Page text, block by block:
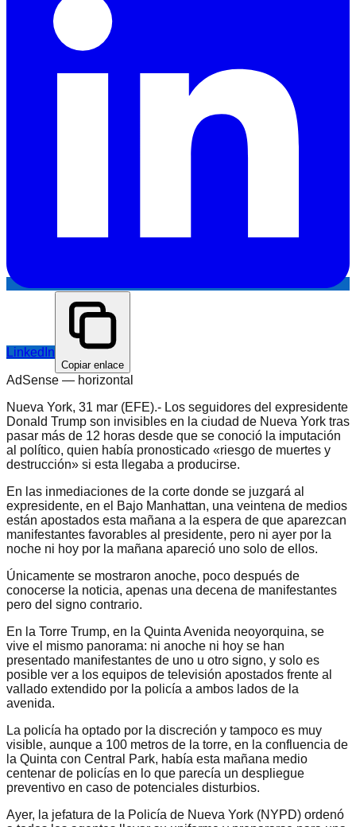
LinkedIn
Copiar enlace
AdSense — horizontal
Nueva York, 31 mar (EFE).- Los seguidores del expresidente
Donald Trump son invisibles en la ciudad de Nueva York tras
pasar más de 12 horas desde que se conoció la imputación
al político, quien había pronosticado «riesgo de muertes y
destrucción» si esta llegaba a producirse.
En las inmediaciones de la corte donde se juzgará al
expresidente, en el Bajo Manhattan, una veintena de medios
están apostados esta mañana a la espera de que aparezcan
manifestantes favorables al presidente, pero ni ayer por la
noche ni hoy por la mañana apareció uno solo de ellos.
Únicamente se mostraron anoche, poco después de
conocerse la noticia, apenas una decena de manifestantes
pero del signo contrario.
En la Torre Trump, en la Quinta Avenida neoyorquina, se
vive el mismo panorama: ni anoche ni hoy se han
presentado manifestantes de uno u otro signo, y solo es
posible ver a los equipos de televisión apostados frente al
vallado extendido por la policía a ambos lados de la
avenida.
La policía ha optado por la discreción y tampoco es muy
visible, aunque a 100 metros de la torre, en la confluencia de
la Quinta con Central Park, había esta mañana medio
centenar de policías en lo que parecía un despliegue
preventivo en caso de potenciales disturbios.
Ayer, la jefatura de la Policía de Nueva York (NYPD) ordenó